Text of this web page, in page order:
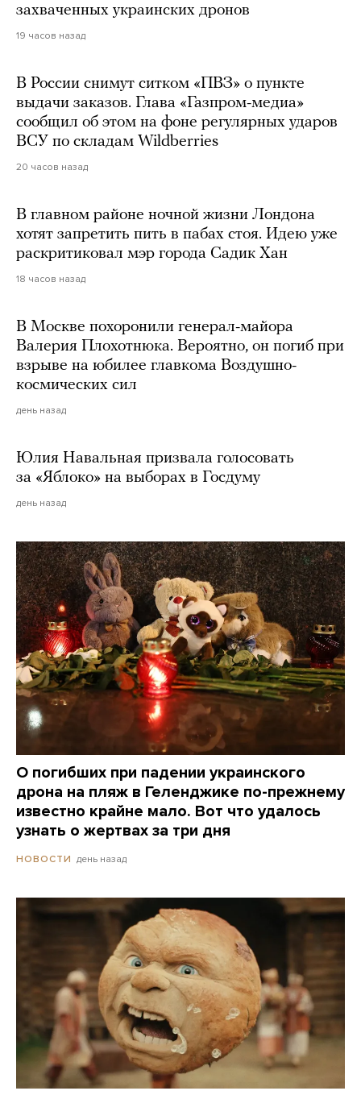
захваченных украинских дронов
19 часов назад
В России снимут ситком «ПВЗ» о пункте
выдачи заказов. Глава «Газпром-медиа»
сообщил об этом на фоне регулярных ударов
ВСУ по складам Wildberries
20 часов назад
В главном районе ночной жизни Лондона
хотят запретить пить в пабах стоя. Идею уже
раскритиковал мэр города Садик Хан
18 часов назад
В Москве похоронили генерал-майора
Валерия Плохотнюка. Вероятно, он погиб при
взрыве на юбилее главкома Воздушно-
космических сил
день назад
Юлия Навальная призвала голосовать
за «Яблоко» на выборах в Госдуму
день назад
О погибших при падении украинского
дрона на пляж в Геленджике по-прежнему
известно крайне мало. Вот что удалось
узнать о жертвах за три дня
НОВОСТИ день назад